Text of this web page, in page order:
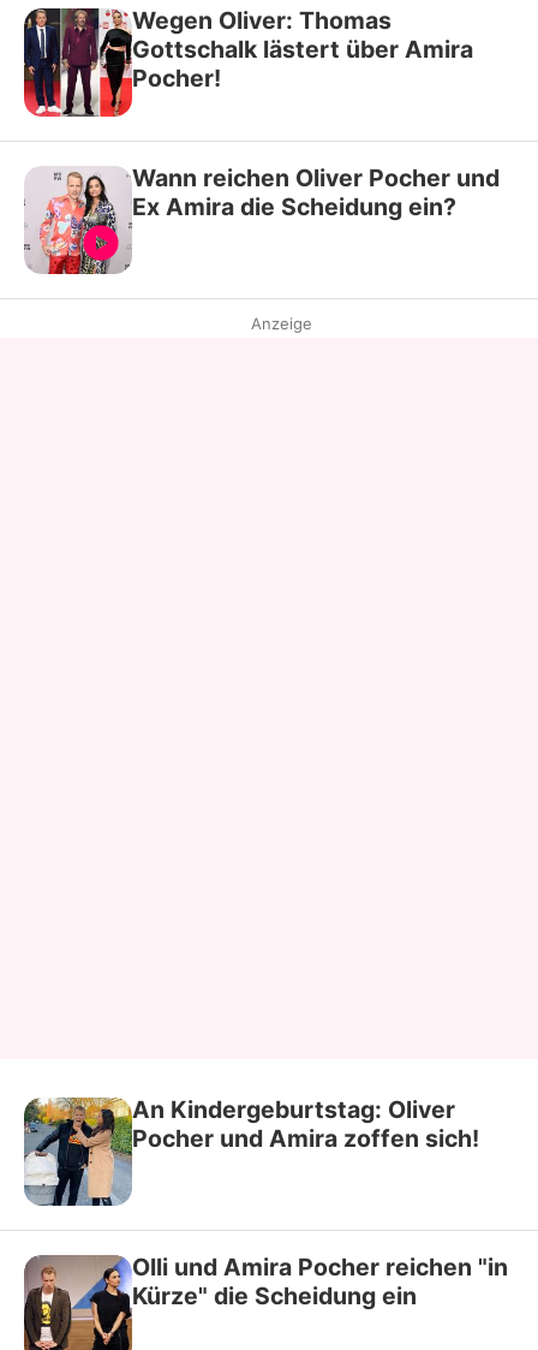
Wegen Oliver: Thomas
Gottschalk lästert über Amira
Pocher!
Wann reichen Oliver Pocher und
Ex Amira die Scheidung ein?
Anzeige
An Kindergeburtstag: Oliver
Pocher und Amira zoffen sich!
Olli und Amira Pocher reichen "in
Kürze" die Scheidung ein